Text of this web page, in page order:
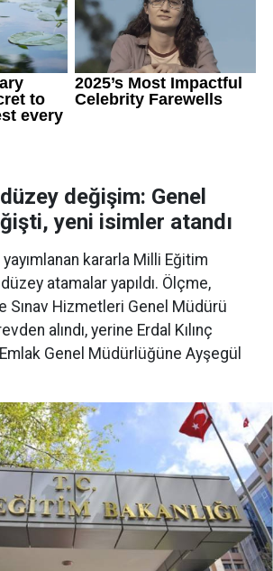
değişim: Genel
yeni isimler atandı
kararla Milli Eğitim
atamalar yapıldı. Ölçme,
Sınav Hizmetleri Genel Müdürü
alındı, yerine Erdal Kılınç
Genel Müdürlüğüne Ayşegül